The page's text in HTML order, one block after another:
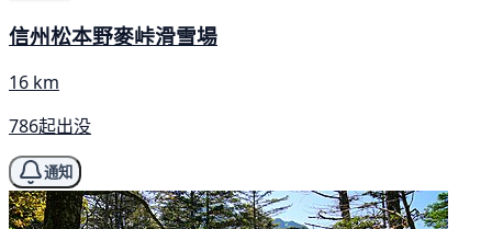
信州松本野麥峠滑雪場
16 km
786起出没
通知